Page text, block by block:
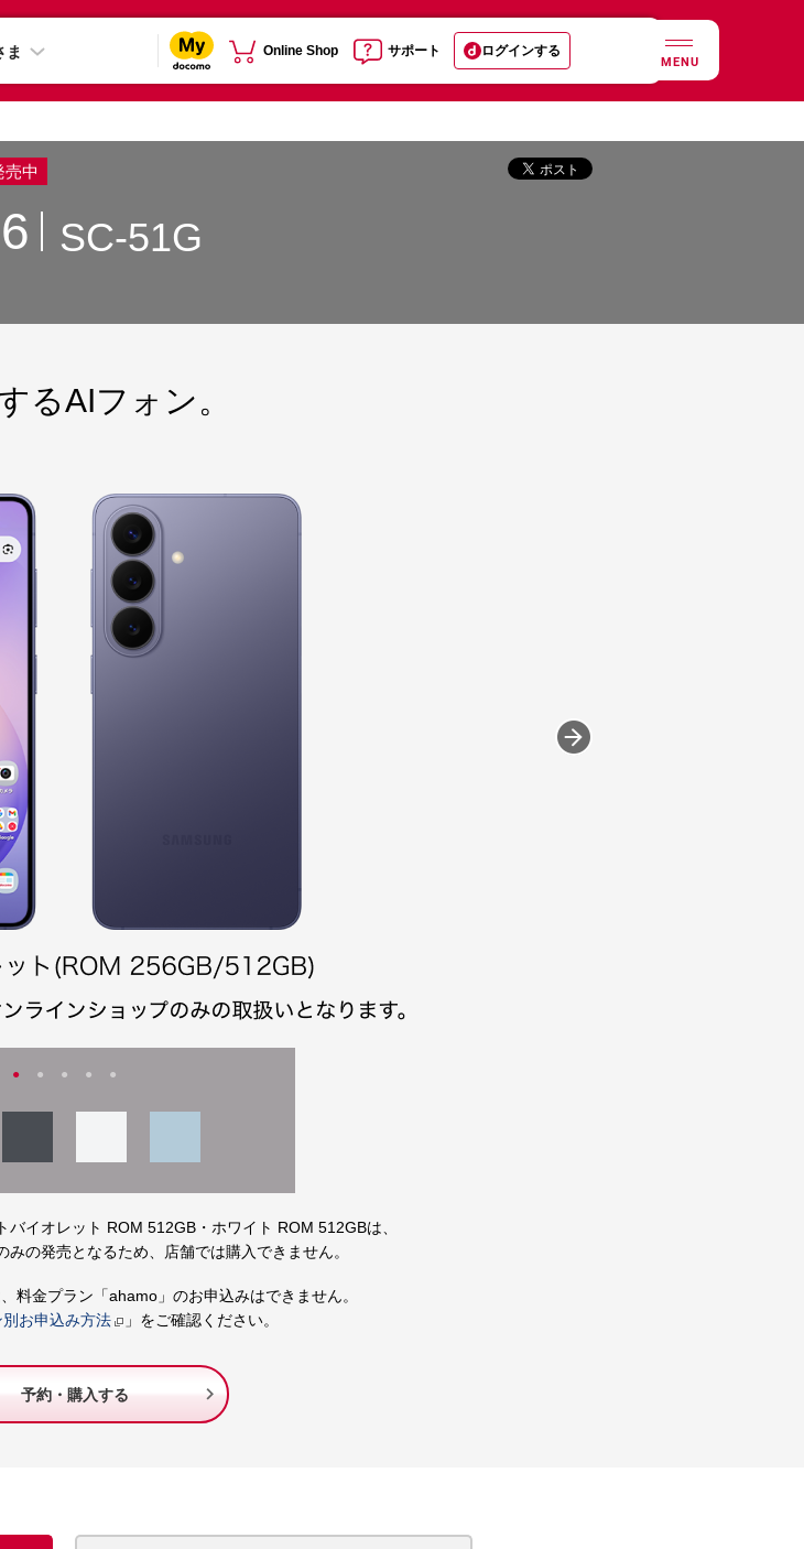
ま Online Shop サポート ログインする
MENU
売中
SC-51G
るAIフォン。
イオレット ROM 512GB・ホワイト ROM 512GBは、
みの発売となるため、店舗では購入できません。
料金プラン「ahamo」のお申込みはできません。
お申込み方法 」をご確認ください。
予約・購入する 